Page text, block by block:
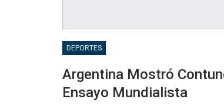
DEPORTES
Argentina Mostró
Ensayo Mundialista